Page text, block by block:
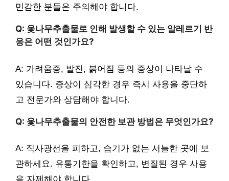
민감한 분들은 주의해야 합니다.
Q: 옻나무추출물로 인해 발생할 수 있는 알레르기 반
응은 어떤 것인가요?
A: 가려움증, 발진, 붉어짐 등의 증상이 나타날 수
있습니다. 증상이 심각한 경우 즉시 사용을 중단하
고 전문가와 상담해야 합니다.
Q: 옻나무추출물의 안전한 보관 방법은 무엇인가요?
A: 직사광선을 피하고, 습기가 없는 서늘한 곳에 보
관하세요. 유통기한을 확인하고, 변질된 경우 사용